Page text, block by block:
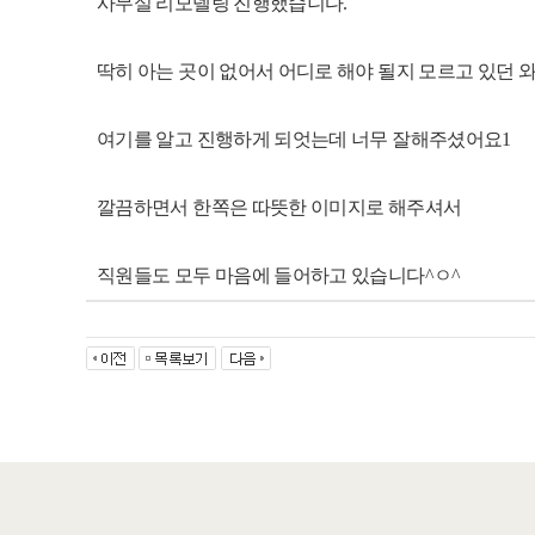
딱히 아는 곳이 없어서 어디로 해야 될지 모르고 있던
여기를 알고 진행하게 되엇는데 너무 잘해주셨어요1
깔끔하면서 한쪽은 따뜻한 이미지로 해주셔서
직원들도 모두 마음에 들어하고 있습니다^ㅇ^